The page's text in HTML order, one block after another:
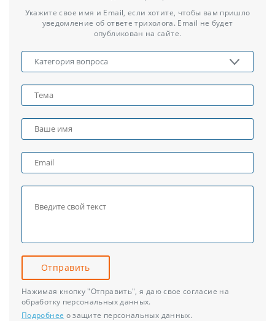
Укажите свое имя и Email, если хотите, чтобы вам пришло
уведомление об ответе трихолога. Email не будет
опубликован на сайте.
Отправить
Нажимая кнопку "Отправить", я даю свое согласие на
обработку персональных данных.
Подробнее о защите персональных данных.